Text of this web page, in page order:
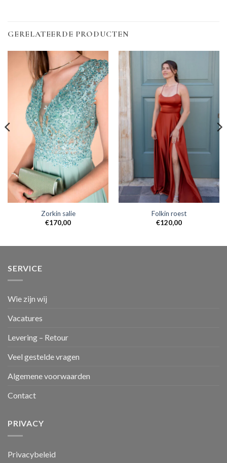
GERELATEERDE PRODUCTEN
Zorkin salie
€170,00
Folkin roest
€120,00
SERVICE
Wie zijn wij
Vacatures
Levering – Retour
Veel gestelde vragen
Algemene voorwaarden
Contact
PRIVACY
Privacybeleid